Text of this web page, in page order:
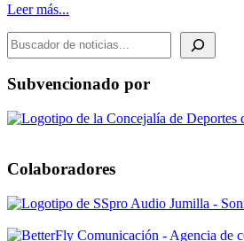
Leer más...
BUSCADOR DE NOTICIAS
Subvencionado por
Colaboradores